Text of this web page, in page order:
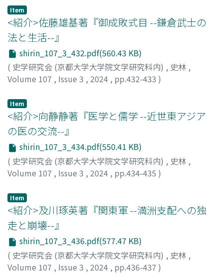
Item
<紹介>佐藤雄基著『御成敗式目 --鎌倉武士の
法と生活--』
shirin_107_3_432.pdf(560.43 KB)
( 史学研究会 (京都大学大学院文学研究科内) , 史林 ,
Volume 107 , Issue 3 , 2024 , pp.432-433 )
Item
<紹介>向静静著『医学と儒学 --近世東アジア
の医の交流--』
shirin_107_3_434.pdf(550.41 KB)
( 史学研究会 (京都大学大学院文学研究科内) , 史林 ,
Volume 107 , Issue 3 , 2024 , pp.434-435 )
Item
<紹介>及川琢英著『関東軍 --満洲支配への独
走と崩壊--』
shirin_107_3_436.pdf(577.47 KB)
( 史学研究会 (京都大学大学院文学研究科内) , 史林 ,
Volume 107 , Issue 3 , 2024 , pp.436-437 )